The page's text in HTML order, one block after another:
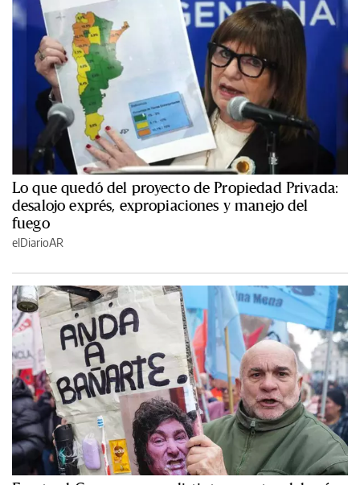
Lo que quedó del proyecto de Propiedad Privada:
desalojo exprés, expropiaciones y manejo del
fuego
elDiarioAR